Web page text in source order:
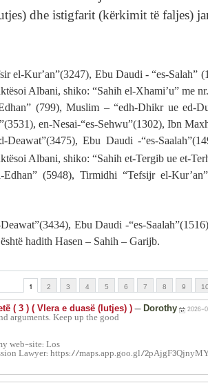
dhe istigfarit (kërkimit të faljes)
el-Kur’an”(3247), Ebu Daudi - “es-Salah”
Albani, shiko: “Sahih el-Xhami’u” me
(799), Muslim – “edh-Dhikr ue ed-
en-Nesai-“es-Sehwu”(1302), Ibn
Deawat”(3475), Ebu Daudi -“es-
Albani, shiko: “Sahih et-Tergib ue et-
(5948), Tirmidhi “Tefsijr el-
Ebu Daudi -“es-
hadith Hasen – Sahih – Garijb.
1 2 3 4 5 6 7 8 9
( 3 ) ( Vlera e duasë (lutjes) ) — Dorothy 2026-
arguments. Keep up the good
web-site: Los
Lawyer: https://maps.app.goo.gl/